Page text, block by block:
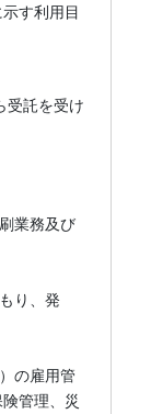
す利用目
受託を受け
業務及び
り、発
の雇用管
管理、災